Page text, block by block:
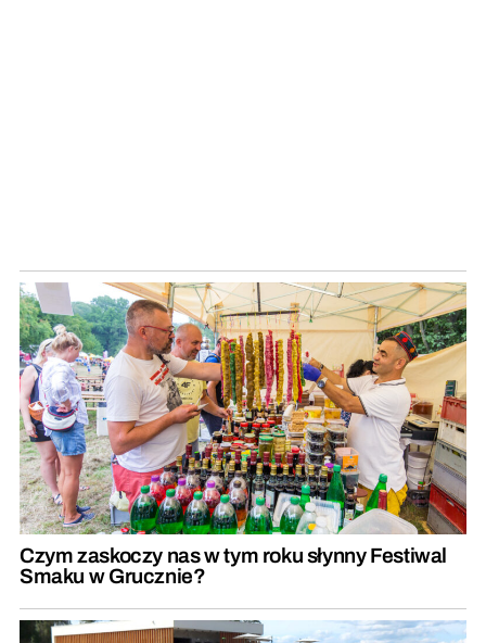
Czym zaskoczy nas w tym roku słynny Festiwal
Smaku w Grucznie?